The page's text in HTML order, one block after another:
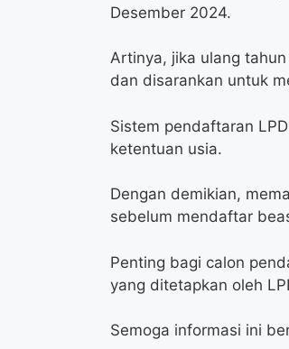
Desember 2024.
Artinya, jika ulang
dan disarankan untuk
Sistem pendaftaran
ketentuan usia.
Dengan demikian,
sebelum mendaftar
Penting bagi calon
yang ditetapkan oleh
Semoga informasi ini